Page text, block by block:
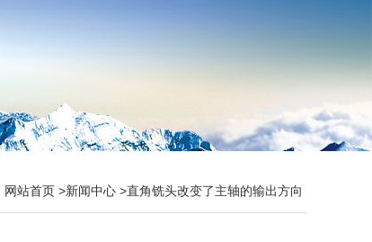
网站首页 >新闻中心 >直角铣头改变了主轴的输出方向